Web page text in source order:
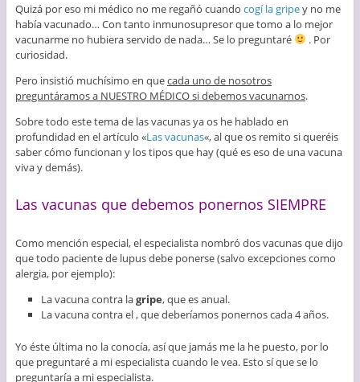
Quizá por eso mi médico no me regañó cuando cogí la gripey no me
había vacunado… Con tanto inmunosupresor que tomo a lo mejor
vacunarme no hubiera servido de nada… Se lo preguntaré
. Por
curiosidad.
Pero insistió muchísimo en quecada uno de nosotros
preguntáramos a NUESTRO MÉDICO si debemos vacunarnos.
Sobre todo este tema de las vacunas ya os he hablado en
profundidad en el artículo «Las vacunas«, al que os remito si queréis
saber cómo funcionan y los tipos que hay (qué es eso de una vacuna
viva y demás).
Las vacunas que debemos ponernos SIEMPRE
Como mención especial, el especialista nombró dos vacunas que dijo
que todo paciente de lupus debe ponerse (salvo excepciones como
alergia, por ejemplo):
La vacuna contra lagripe, que es anual.
La vacuna contra el , que deberíamos ponernos cada 4 años.
Yo éste última no la conocía, así que jamás me la he puesto, por lo
que preguntaré a mi especialista cuando le vea. Esto sí que se lo
preguntaría a mi especialista.